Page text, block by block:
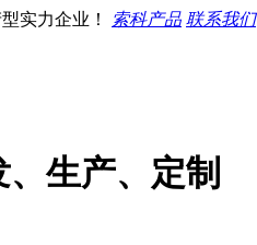
实力企业！ 索科产品 联系我们
生产、定制